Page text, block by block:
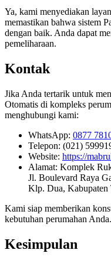
Ya, kami menyediakan
memastikan bahwa sistem
dengan baik. Anda dapat
pemeliharaan.
Kontak
Jika Anda tertarik untuk
Otomatis di kompleks
menghubungi kami:
WhatsApp: 0877
Telepon: (021)
Website: https://
Alamat: Komplek
Jl. Boulevard Raya
Klp. Dua, Kabupaten
Kami siap memberikan
kebutuhan perumahan Anda.
Kesimpulan